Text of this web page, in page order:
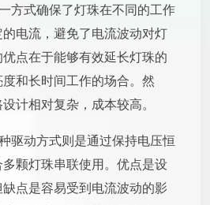
方式确保了灯珠在不同的工作
电流，避免了电流波动对灯
点在于能够有效延长灯珠的
和长时间工作的场合。然
计相对复杂，成本较高。
驱动方式则是通过保持电压恒
颗灯珠串联使用。优点是设
点是容易受到电流波动的影